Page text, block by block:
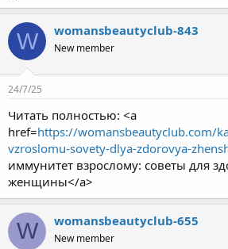
W womansbeautyclub-843
New member
24/7/25
Читать полностью: <a
href=https://womansbeautyclub.com/
vzroslomu-sovety-dlya-zdorovya-
иммунитет взрослому: советы для
женщины</a>
W womansbeautyclub-655
New member